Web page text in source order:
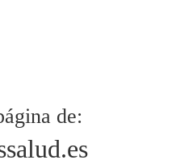
de: